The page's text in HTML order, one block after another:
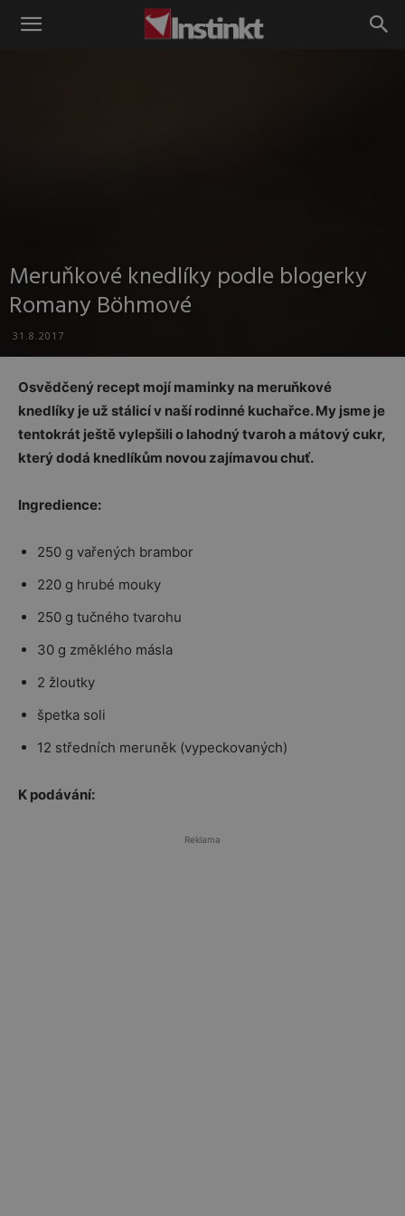
Instinkt
Meruňkové knedlíky podle blogerky
Romany Böhmové
31.8.2017
Osvědčený recept mojí maminky na meruňkové
knedlíky je už stálicí v naší rodinné kuchařce. My jsme je
tentokrát ještě vylepšili o lahodný tvaroh a mátový cukr,
který dodá knedlíkům novou zajímavou chuť.
Ingredience:
250 g vařených brambor
220 g hrubé mouky
250 g tučného tvarohu
30 g změklého másla
2 žloutky
špetka soli
12 středních meruněk (vypeckovaných)
K podávání:
Reklama